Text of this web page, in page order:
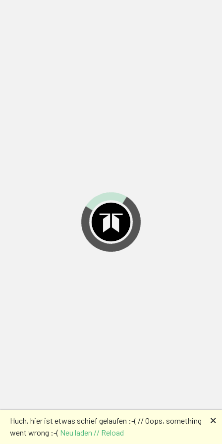
Huch, hier ist etwas schief gelaufen :-( // Oops, something
went wrong :-( Neu laden // Reload
🗙